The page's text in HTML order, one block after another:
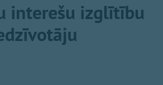
interešu izglītību